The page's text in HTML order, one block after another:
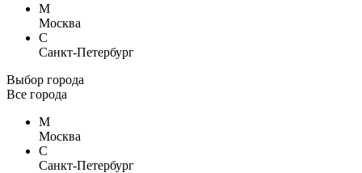
М
Москва
С
Санкт-Петербург
Выбор города
Все города
М
Москва
С
Санкт-Петербург